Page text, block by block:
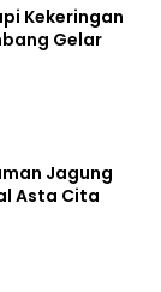
Kekeringan
Gelar
Jagung
Asta Cita